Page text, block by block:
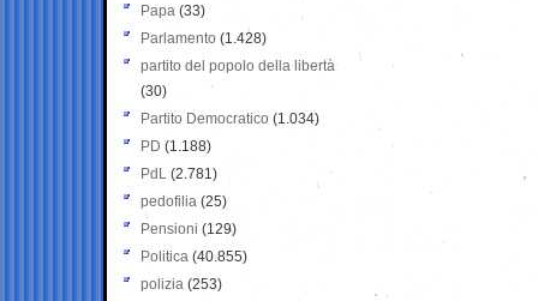
Papa (33)
Parlamento (1.428)
partito del popolo della libertà
(30)
Partito Democratico (1.034)
PD (1.188)
PdL (2.781)
pedofilia (25)
Pensioni (129)
Politica (40.855)
polizia (253)